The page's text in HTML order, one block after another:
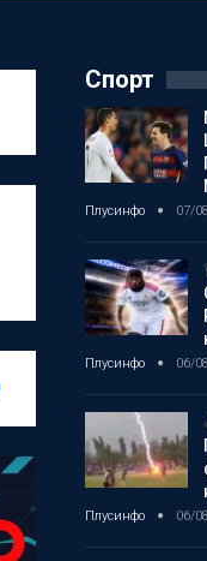
Спорт
Плусинфо 07/
Плусинфо 06/
Плусинфо 06/